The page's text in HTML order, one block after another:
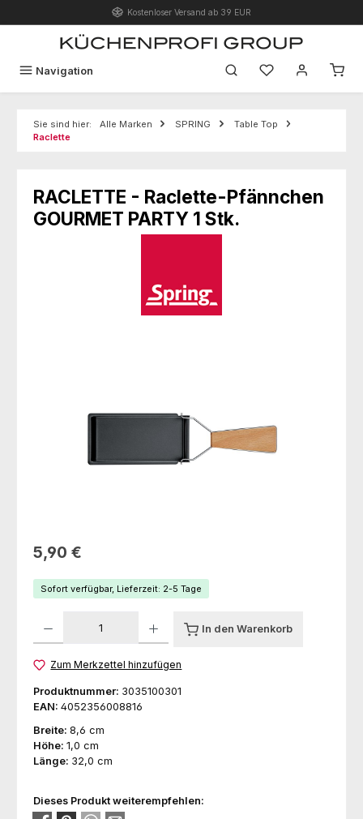
Zum Hauptinhalt springenKostenloser Versand ab 39 EUR
Navigation Du hast 0
Sie sind hier: Alle Marken SPRING
Table Top
Raclette
RACLETTE - Raclette-Pfännchen
GOURMET PARTY 1 Stk.
Regulärer Preis:
5,90 €
Sofort verfügbar, Lieferzeit: 2-5 Tage
In den Warenkorb
Zum Merkzettel hinzufügen
Produktnummer: 3035100301
EAN: 4052356008816
Breite: 8,6 cm
Höhe: 1,0 cm
Länge: 32,0 cm
Dieses Produkt weiterempfehlen: